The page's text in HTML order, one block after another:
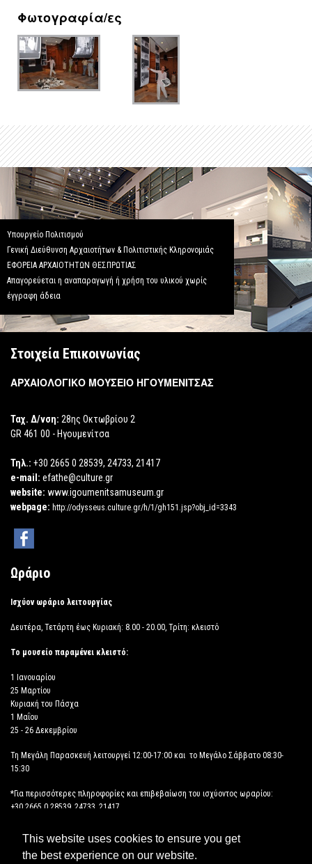
This website uses cookies to ensure you get
the best experience on our website.
Φωτογραφία/ες
Υπουργείο Πολιτισμού
Γενική Διεύθυνση Αρχαιοτήτων & Πολιτιστικής Κληρονομιάς
ΕΦΟΡΕΙΑ ΑΡΧΑΙΟΤΗΤΩΝ ΘΕΣΠΡΩΤΙΑΣ
Απαγορεύεται η αναπαραγωγή ή χρήση του υλικού χωρίς
έγγραφη άδεια
Στοιχεία Επικοινωνίας
ΑΡΧΑΙΟΛΟΓΙΚΟ ΜΟΥΣΕΙΟ ΗΓΟΥΜΕΝΙΤΣΑΣ
Ταχ. Δ/νση: 28ης Οκτωβρίου 2
GR 461 00 - Ηγουμενίτσα
Τηλ.: +30 2665 0 28539, 24733, 21417
e-mail: efathe@culture.gr
website: www.igoumenitsamuseum.gr
webpage: http://odysseus.culture.gr/h/1/gh151.jsp?obj_id=3343
Ωράριο
Ισχύον ωράριο λειτουργίας
Δευτέρα, Τετάρτη έως Κυριακή: 8.00 - 20.00, Τρίτη: κλειστό
Το μουσείο παραμένει κλειστό:
1 Ιανουαρίου
25 Μαρτίου
Κυριακή του Πάσχα
1 Μαΐου
25 - 26 Δεκεμβρίου
Τη Μεγάλη Παρασκευή λειτουργεί 12:00-17:00 και το Μεγάλο Σάββατο 08:30-
15:30
*Για περισσότερες πληροφορίες και επιβεβαίωση του ισχύοντος ωραρίου:
+30 2665 0 28539, 24733, 21417
ΔΗΛΩΣΗ ΠΡΟΣΒΑΣΙΜΟΤΗΤΑΣ